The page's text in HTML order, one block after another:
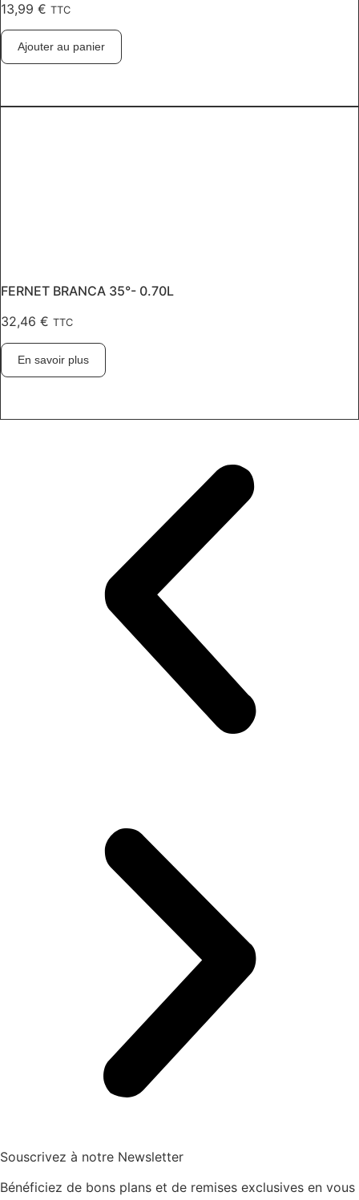
13,99 € TTC
Ajouter au panier
FERNET BRANCA 35°- 0.70L
32,46 € TTC
En savoir plus
Souscrivez à notre Newsletter
Bénéficiez de bons plans et de remises exclusives en vous